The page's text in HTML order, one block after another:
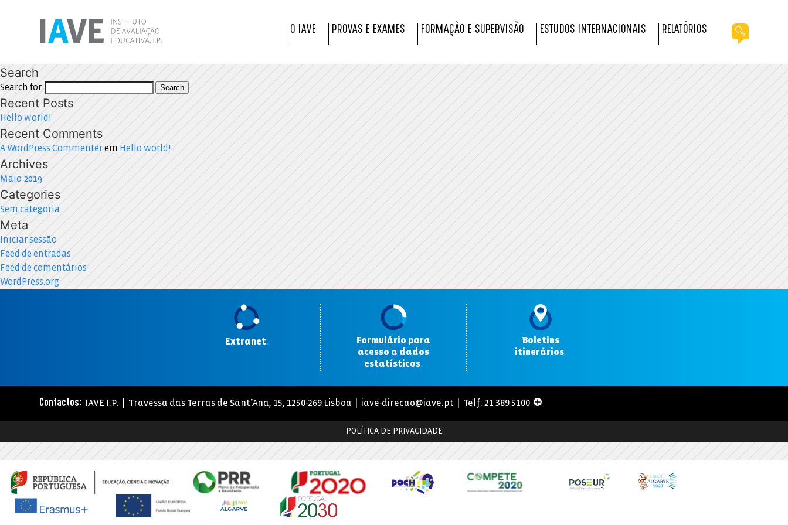
O IAVE PROVAS E EXAMES FORMAÇÃO E SUPERVISÃO ESTUDOS INTERNACIONAIS RELATÓRIOS
Search
Search for: Search
Recent Posts
Hello world!
Recent Comments
A WordPress Commenterem Hello world!
Archives
Maio 2019
Categories
Sem categoria
Meta
Iniciar sessão
Feed de entradas
Feed de comentários
WordPress.org
Extranet.
Formulário para
acesso a dados
estatísticos.
Boletins
itinerários.
Contactos: IAVE I.P. | Travessa das Terras de Sant’Ana, 15, 1250-269 Lisboa | iave-direcao@iave.pt | Telf. 21 389 5100
POLÍTICA DE PRIVACIDADE